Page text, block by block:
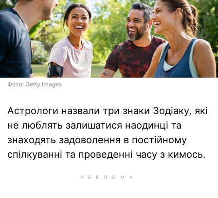
Фото: Getty Images
Астрологи назвали три знаки Зодіаку, які
не люблять залишатися наодинці та
знаходять задоволення в постійному
спілкуванні та проведенні часу з кимось.